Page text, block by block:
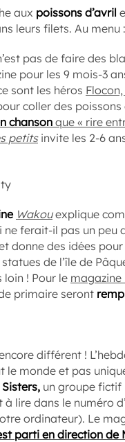
aux poissons d’avril
leurs filets. Au
pas de faire des
pour les 9 mois-3
sont les héros
coller des
chansonque « rire
petitsinvite les 2-6
Wakou explique
ferait-il pas un peu
donne des idées
de l’île de
loin ! Pour le magazine
primaire seront
différent !
le monde et pas
un groupe fictif
lire dans le numéro
ordinateur). Le
parti en direction de